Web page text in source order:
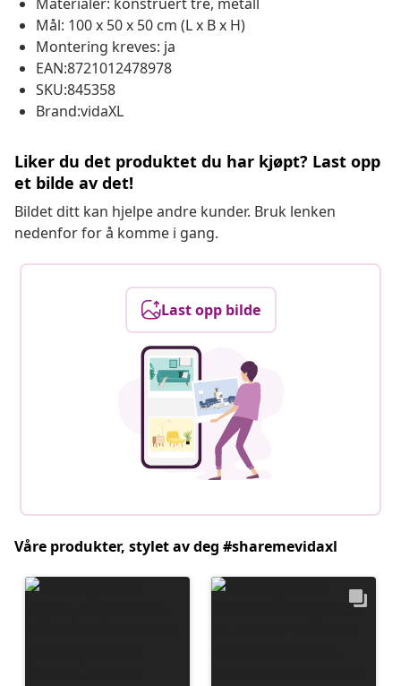
Mål: 100 x 50 x 50 cm (L x B x H)
Montering kreves: ja
EAN:8721012478978
SKU:845358
Brand:vidaXL
Liker du det produktet du har kjøpt? Last opp
et bilde av det!
Bildet ditt kan hjelpe andre kunder. Bruk lenken
nedenfor for å komme i gang.
Last opp bilde
Våre produkter, stylet av deg #sharemevidaxl